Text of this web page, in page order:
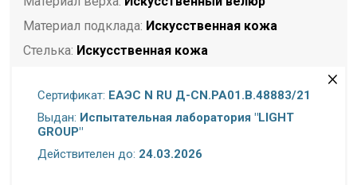
Материал подклада: Искусственная кожа
Стелька: Искусственная кожа
Полнота:Стандартная стопа
Размерность:Размер в размер
Высота каблука (см):6
Сертификат: ЕАЭС N RU Д-CN.PA01.B.48883/21
Выдан: Испытательная лаборатория "LIGHT
GROUP"
Действителен до: 24.03.2026